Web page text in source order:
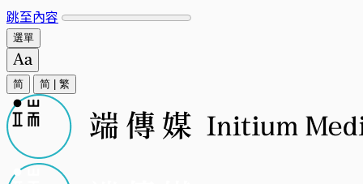
跳至內容
選單
简 简 繁